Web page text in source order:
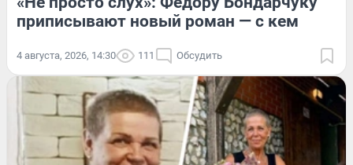
приписывают новый роман — с кем
4 августа, 2026, 14:30 111 Обсудить